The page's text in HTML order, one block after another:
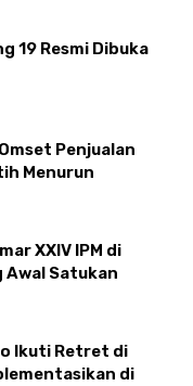
19 Resmi Dibuka
Penjualan
Menurun
XXIV IPM di
Awal Satukan
Ikuti Retret di
di